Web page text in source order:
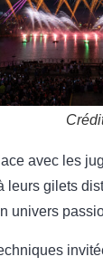
avec les
leurs gilets
univers